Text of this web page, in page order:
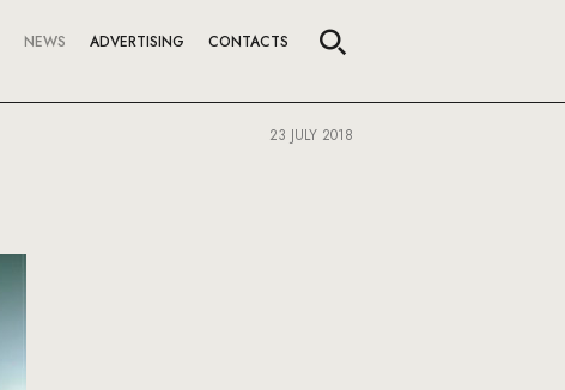
NEWS ADVERTISING CONTACTS
23 JULY 2018